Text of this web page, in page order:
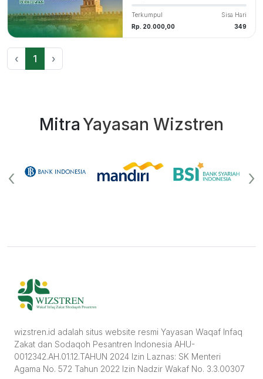
Terkumpul
Rp. 20.000,00
Sisa Hari
349
‹ 1 ›
MitraYayasan Wizstren
‹ ›
wizstren.id adalah situs website resmi Yayasan Waqaf Infaq
Zakat dan Sodaqoh Pesantren Indonesia AHU-
0012342.AH.01.12.TAHUN 2024 Izin Laznas: SK Menteri
Agama No. 572 Tahun 2022 Izin Nadzir Wakaf No. 3.3.00307